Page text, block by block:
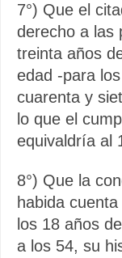
7°) Que el
derecho a las
treinta años
edad -para
cuarenta y
lo que el
equivaldría al
8°) Que la
habida
los 18 años
a los 54, su